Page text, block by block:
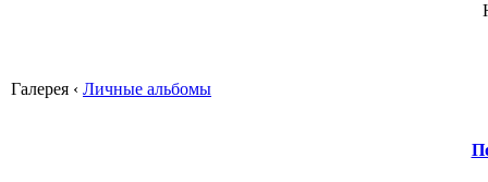
Галерея ‹ Личные альбомы